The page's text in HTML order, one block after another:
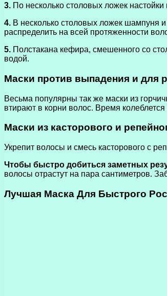
3. По несколько столовых ложек
4. В несколько столовых ложек шампуня
распределить на всей протяженности
5. Полстакана кефира, смешенного со
водой.
Маски против выпадения и для
Весьма популярны так же маски из
втирают в корни волос. Время
Маски из касторового и
Укрепит волосы и смесь касторового с
Чтобы быстро добиться заметных
волосы отрастут на пара сантиметров.
Лучшая Маска Для Быстрого